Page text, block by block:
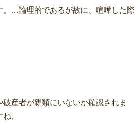
。…論理的であるが故に、喧嘩した際
産者が親類にいないか確認されま
。